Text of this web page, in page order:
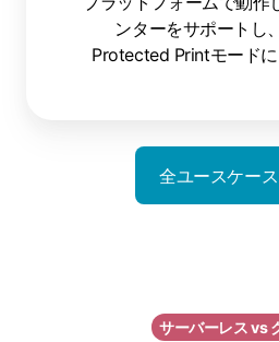
ンターをサポートし
Protected Printモードに
全ユースケー
サーバーレス vs